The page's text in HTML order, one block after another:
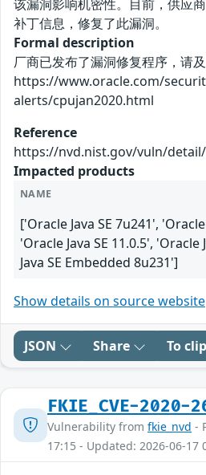
该漏洞影响机密性。目前，供应
补丁信息，修复了此漏洞。
Formal description
厂商已发布了漏洞修复程序，请
https://www.oracle.com/
alerts/cpujan2020.html
Reference
https://nvd.nist.gov/vuln/detail/
Impacted products
NAME
['Oracle Java SE 7u241',
'Oracle Java SE 11.0.5', 'Oracle
Java SE Embedded 8u231']
Show details on source website
JSON Share To
FKIE_CVE-2020-
Vulnerability from fkie_nvd -
17:15 - Updated: 2026-06-17